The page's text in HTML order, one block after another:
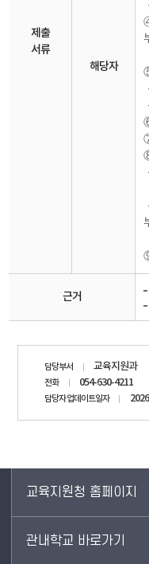
제출
서류
해당자
근거
담당부서 교육지원과
전화 054-630-4211
담당자 업데이트일자
교육지원청 홈페이지
관내학교 바로가기